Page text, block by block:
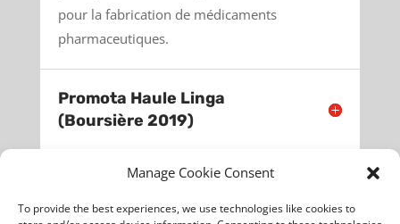
Manage Cookie Consent
To provide the best experiences, we use technologies like cookies to
pour la fabrication de médicaments
pharmaceutiques.
Promota Haule Linga
(Boursière 2019)
Tulimo Uushona (Boursière
2019)